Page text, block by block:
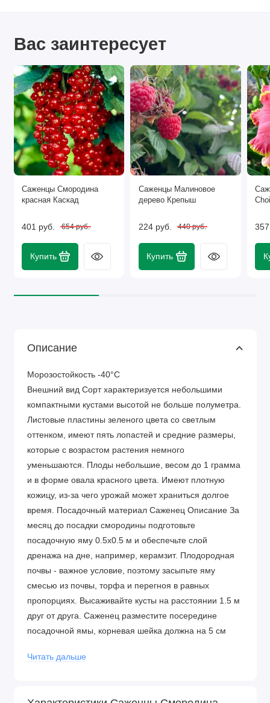
Вас заинтересует
Саженцы Смородина
красная Каскад
401 руб. 654 руб.
Купить
Саженцы Малиновое
дерево Крепыш
224 руб. 440 руб.
Купить
Описание
Морозостойкость -40°C
Внешний вид Сорт характеризуется небольшими
компактными кустами высотой не больше полуметра.
Листовые пластины зеленого цвета со светлым
оттенком, имеют пять лопастей и средние размеры,
которые с возрастом растения немного
уменьшаются. Плоды небольшие, весом до 1 грамма
и в форме овала красного цвета. Имеют плотную
кожицу, из-за чего урожай может храниться долгое
время. Посадочный материал Саженец Описание За
месяц до посадки смородины подготовьте
посадочную яму 0.5х0.5 м и обеспечьте слой
дренажа на дне, например, керамзит. Плодородная
почвы - важное условие, поэтому засыпьте яму
смесью из почвы, торфа и перегноя в равных
пропорциях. Высаживайте кусты на расстоянии 1.5 м
друг от друга. Саженец разместите посередине
посадочной ямы, корневая шейка должна на 5 см
приствольный круг обязательно замульчируйте.
Читать дальше